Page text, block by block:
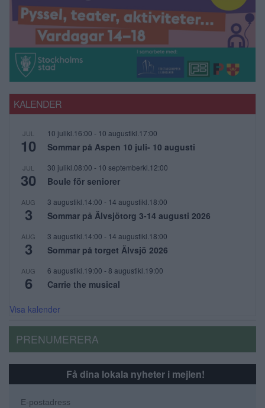
KALENDER
JUL
10
10 julikl.16:00 - 10 augustikl.17:00
Sommar på Aspen 10 juli- 10 augusti
JUL
30
30 julikl.08:00 - 10 septemberkl.12:00
Boule för seniorer
AUG
3
3 augustikl.14:00 - 14 augustikl.18:00
Sommar på Älvsjötorg 3-14 augusti 2026
AUG
3
3 augustikl.14:00 - 14 augustikl.18:00
Sommar på torget Älvsjö 2026
AUG
6
6 augustikl.19:00 - 8 augustikl.19:00
Carrie the musical
Visa kalender
PRENUMERERA
Få dina lokala nyheter i mejlen!
E-postadress